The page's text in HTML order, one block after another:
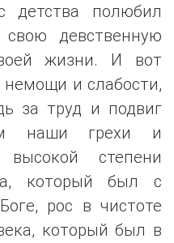
полюбил
девственную
жизни. И вот
и слабости,
за труд и подвиг
наши грехи и
степени
который был с
рос в чистоте
который был в